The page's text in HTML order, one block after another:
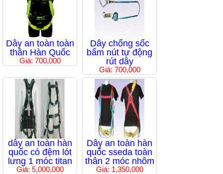
Dây an toàn toàn
thân Hàn Quốc
Giá: 700,000
Dây chống sốc
bấm nút tự động
rút dây
Giá: 700,000
dây an toàn hàn
quốc có đệm lót
lưng 1 móc titan
Giá: 5,000,000
Dây an toàn hàn
quốc sseda toàn
thân 2 móc nhôm
Giá: 1,350,000